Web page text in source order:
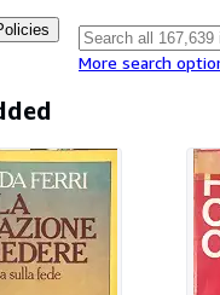
More search